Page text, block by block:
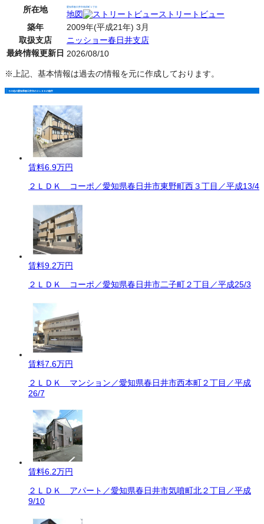
所在地 愛知県春日井市柏原町１丁目
地図
ストリートビュー
築年
2009年(平成21年) 3月
取扱支店
ニッショー春日井支店
最終情報更新日 2026/08/10
※上記、基本情報は過去の情報を元に作成しております。
その他の愛知県春日井市の２ＬＤＫの物件
賃料6.9万円
２ＬＤＫ コーポ／愛知県春日井市東野町西３丁目／平成13/4
賃料9.2万円
２ＬＤＫ コーポ／愛知県春日井市二子町２丁目／平成25/3
賃料7.6万円
２ＬＤＫ マンション／愛知県春日井市西本町２丁目／平成
26/7
賃料6.2万円
２ＬＤＫ アパート／愛知県春日井市気噴町北２丁目／平成
9/10